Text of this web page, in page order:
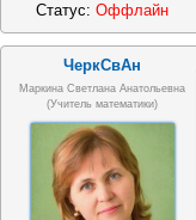
Статус: Оффлайн
ЧеркСвАн
Маркина Светлана Анатольевна
(учитель математики)